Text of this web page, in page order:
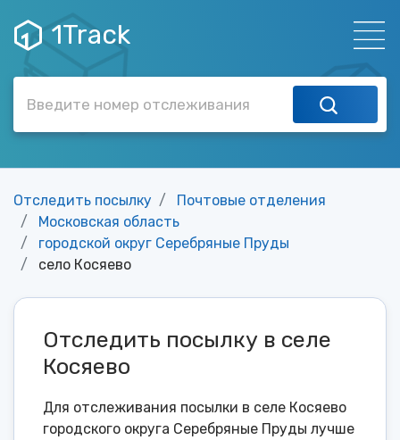
1Track
Отследить посылку
Почтовые отделения
Московская область
городской округ Серебряные Пруды
село Косяево
Отследить посылку в селе
Косяево
Для отслеживания посылки в селе Косяево
городского округа Серебряные Пруды лучше